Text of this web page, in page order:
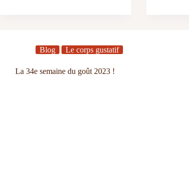
Blog Le corps gustatif
La 34e semaine du goût 2023 !